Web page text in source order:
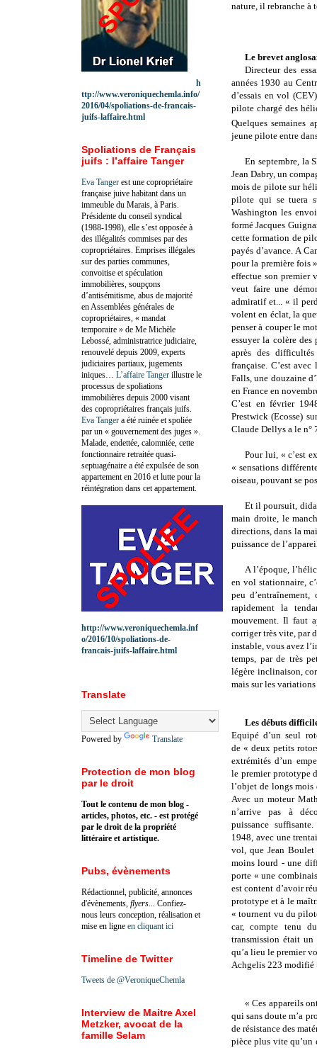
nature, il rebranche à
Le brevet
Directeur des
années 1930 au
d’essais en vol
pilote chargé des
Quelques semaines
jeune pilote entre
En septembre, la
Jean Dabry, un
mois de pilote sur
pilote qui se tuera
Washington les
formé Jacques
cette formation de
payés d’avance. A
pour la première fois
effectue son premier
veut faire une
admiratif et... « il
volent en éclat, la
penser à couper le
essuyer la colère
après des
française. C’est
Falls, une douzaine
en France en
C’est en février
Prestwick (Ecosse)
Claude Dellys a le n°
Pour lui, « c’est
« sensations
oiseau, pouvant se
Et il poursuit,
main droite, le
directions, dans la
puissance de
A l’époque,
en vol stationnaire,
peu
rapidement la
mouvement. Il faut
corriger très vite, par
instable, vous avez
temps, par de très
légère inclinaison,
mais sur les variations
Les débuts
Equipé d’un seul
de « deux petits
extrémités d’un
le premier prototype
l’objet de longs mois
Avec un moteur
n’arrive pas à
puissance
1948, avec une
vol, que Jean Boulet
moins lourd - une
porte « une
est content d’avoir
prototype et à le
« tournent vu du
car, compte tenu
transmission était
qu’a lieu le premier
Achgelis 223 modifié
« Ces appareils
qui sans doute m’a
de résistance des
pièce plus vite qu’un
h
ttp://www.veroniquechemla.info/
2016/04/spoliations-de-francais-
juifs-laffaire.html
Spoliations de Français
juifs : l’affaire Tanger
Eva Tanger est une copropriétaire
française juive habitant dans un
immeuble du Marais, à Paris.
Présidente du conseil syndical
(1988-1998), elle s’est opposée à
des illégalités commises par des
copropriétaires. Emprises illégales
sur des parties communes,
convoitise et spéculation
immobilières, soupçons
d’antisémitisme, abus de majorité
en Assemblées générales de
copropriétaires, « mandat
temporaire » de Me Michèle
Lebossé, administratrice judiciaire,
renouvelé depuis 2009, experts
judiciaires partiaux, jugements
iniques… L’affaire Tanger illustre le
processus de spoliations
immobilières depuis 2000 visant
des copropriétaires français juifs.
Eva Tanger a été ruinée et spoliée
par un « gouvernement des juges ».
Malade, endettée, calomniée, cette
fonctionnaire retraitée quasi-
septuagénaire a été expulsée de son
appartement en 2016 et lutte pour la
réintégration dans cet appartement.
http://www.veroniquechemla.inf
o/2016/10/spoliations-de-
francais-juifs-laffaire.html
Translate
Powered by Translate
Protection de mon blog
par le droit
Tout le contenu de mon blog -
articles, photos, etc. - est protégé
par le droit de la propriété
littéraire et artistique.
Pubs, évènements
Rédactionnel, publicité, annonces
d'évènements, flyers ... Confiez-
nous leurs conception, réalisation et
mise en ligne en cliquant ici
Timeline de Twitter
Tweets de @VeroniqueChemla
Interview de Maitre Axel
Metzker, avocat de la
famille Selam